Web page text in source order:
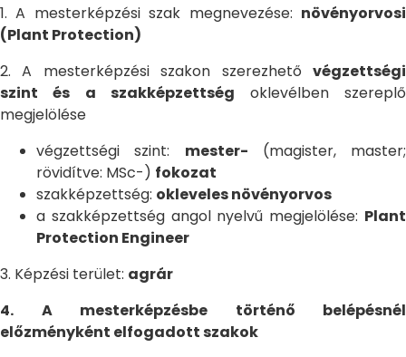
1. A mesterképzési szak megnevezése: növényorvosi
(Plant Protection)
2. A mesterképzési szakon szerezhető végzettségi
szint és a szakképzettség oklevélben szereplő
megjelölése
végzettségi szint: mester- (magister, master;
rövidítve: MSc-) fokozat
szakképzettség: okleveles növényorvos
a szakképzettség angol nyelvű megjelölése: Plant
Protection Engineer
3. Képzési terület: agrár
4. A mesterképzésbe történő belépésnél
előzményként elfogadott szakok